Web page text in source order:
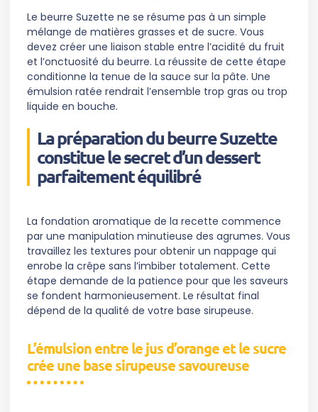
Le beurre Suzette ne se résume pas à un simple
mélange de matières grasses et de sucre. Vous
devez créer une liaison stable entre l’acidité du fruit
et l’onctuosité du beurre. La réussite de cette étape
conditionne la tenue de la sauce sur la pâte. Une
émulsion ratée rendrait l’ensemble trop gras ou trop
liquide en bouche.
La préparation du beurre Suzette
constitue le secret d’un dessert
parfaitement équilibré
La fondation aromatique de la recette commence
par une manipulation minutieuse des agrumes. Vous
travaillez les textures pour obtenir un nappage qui
enrobe la crêpe sans l’imbiber totalement. Cette
étape demande de la patience pour que les saveurs
se fondent harmonieusement. Le résultat final
dépend de la qualité de votre base sirupeuse.
L’émulsion entre le jus d’orange et le sucre
crée une base sirupeuse savoureuse